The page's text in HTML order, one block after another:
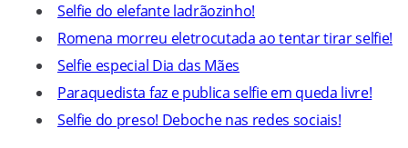
Selfie do elefante ladrãozinho!
Romena morreu eletrocutada ao tentar tirar selfie!
Selfie especial Dia das Mães
Paraquedista faz e publica selfie em queda livre!
Selfie do preso! Deboche nas redes sociais!